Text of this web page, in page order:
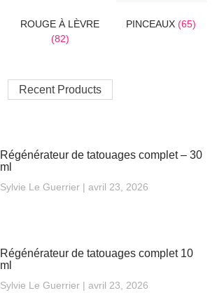
ROUGE À LÈVRE
(82)
PINCEAUX(65)
Recent Products
Régénérateur de tatouages complet – 30
ml
Sylvie Le Guerrier avril 23, 2026
Régénérateur de tatouages complet 10
ml
Sylvie Le Guerrier avril 23, 2026